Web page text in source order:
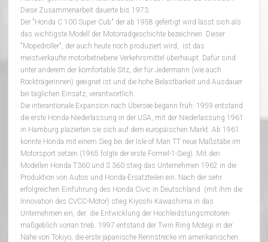
Diese Zusammenarbeit dauerte bis 1973.
Der "Honda C 100 Super Cub" der ab 1958 gefertigt wird lässt sich als
das wichtigste Modell der Motorradgeschichte bezeichnen. Dieser
"Mopedroller", der auch heute noch produziert wird, ist das
meistverkaufte motorbetriebene Verkehrsmittel überhaupt. Dafür sind
unter anderem der komfortable Sitz, der für Jedermann (wie auch
Rockträgerinnen) geeignet ist und die hohe Belastbarkeit und Ausdauer
bei täglichen Einsatz, verantwortlich.
Die interantionale Expansion nach Übersee begann früh: 1959 entstand
die erste Honda-Niederlassung in der USA, mit der Niederlassung 1961
in Hamburg plazierten sie sich auf dem europäischen Markt. Ab 1961
konnte Honda mit einem Sieg bei der Isle of Man TT neue Maßstäbe im
Motorsport setzen (1965 folgte der erste Formel-1-Sieg). Mit den
Modellen Honda T360 und S 360 stieg das Unternehmen 1962 in die
Produktion von Autos und Honda-Ersatzteilen ein. Nach der sehr
erfolgreichen Einführung des Honda Civic in Deutschland (mit ihm die
Innovation des CVCC-Motor) stieg Kiyoshi Kawashima in das
Unternehmen ein, der die Entwicklung der Hochleidstungsmotoren
maßgeblich vorran trieb. 1997 entstand der Twin Ring Motegi in der
Nähe von Tokiyo, die erste japanische Rennstrecke im amerikanischen